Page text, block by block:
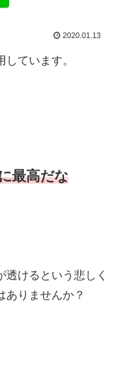
2020.01.13
ています。
最高だな
けるという悲しく
ありませんか？